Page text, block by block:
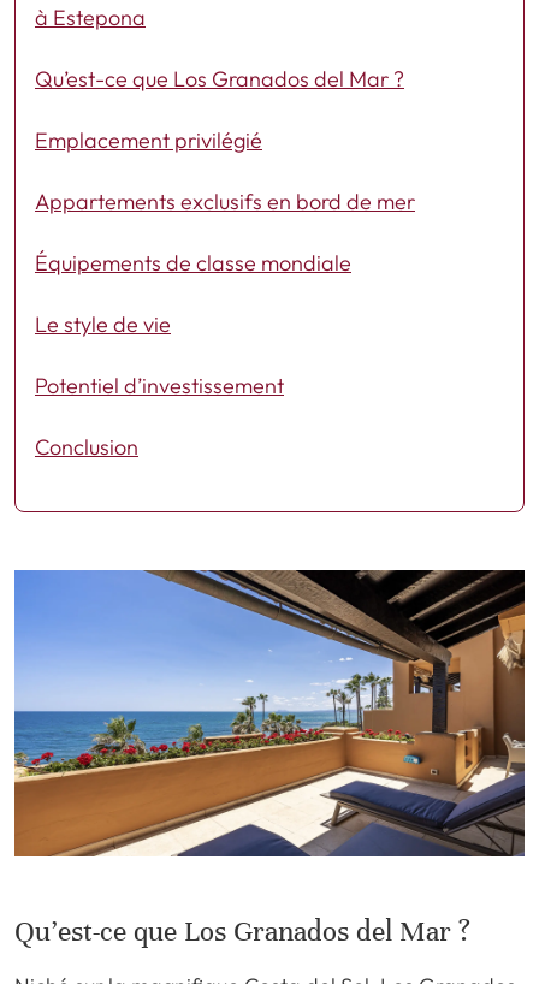
à Estepona
Qu’est-ce que Los Granados del Mar ?
Emplacement privilégié
Appartements exclusifs en bord de mer
Équipements de classe mondiale
Le style de vie
Potentiel d’investissement
Conclusion
Qu’est-ce que Los Granados del Mar ?